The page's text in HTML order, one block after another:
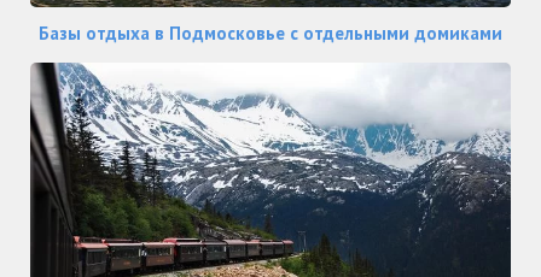
Базы отдыха в Подмосковье с отдельными домиками